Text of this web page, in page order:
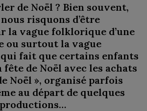
de Noël ? Bien souvent,
risquons d’être
la vague folklorique d’une
ou surtout la vague
fait que certains enfants
de Noël avec les achats
Noël », organisé parfois
au départ de quelques